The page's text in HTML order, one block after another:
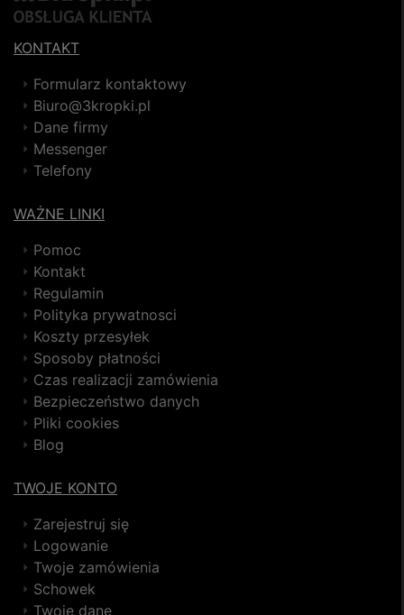
KONTAKT
Formularz kontaktowy
Biuro@3kropki.pl
Dane firmy
Messenger
Telefony
WAŻNE LINKI
Pomoc
Kontakt
Regulamin
Polityka prywatnosci
Koszty przesyłek
Sposoby płatności
Czas realizacji zamówienia
Bezpieczeństwo danych
Pliki cookies
Blog
TWOJE KONTO
Zarejestruj się
Logowanie
Twoje zamówienia
Schowek
Twoje dane